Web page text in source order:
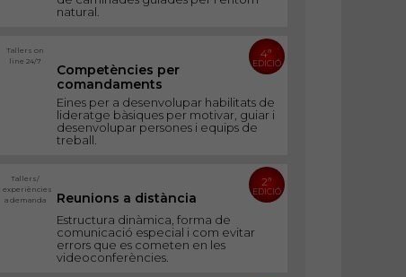
natural.
Tallers on
line 24/7
Competències per
comandaments
Eines per a desenvolupar habilitats de
lideratge bàsiques per motivar, guiar i
desenvolupar persones i equips de
treball.
4ª
EDICIÓ
Tallers/
experiències
a demanda
Reunions a distància
Estructura dinàmica, forma de
comunicació especial i com evitar
errors que es cometen en les
videoconferències.
2ª
EDICIÓ